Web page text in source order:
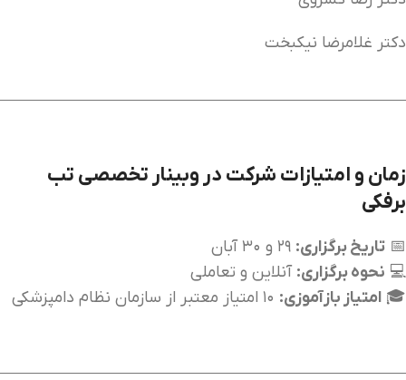
دکتر غلامرضا نیکبخت
زمان و امتیازات شرکت دروبینار تخصصی تب
برفکی
📅 تاریخ برگزاری:
💻 نحوه برگزاری: آنلاین و تعاملی
🎓 امتیاز بازآموزی: